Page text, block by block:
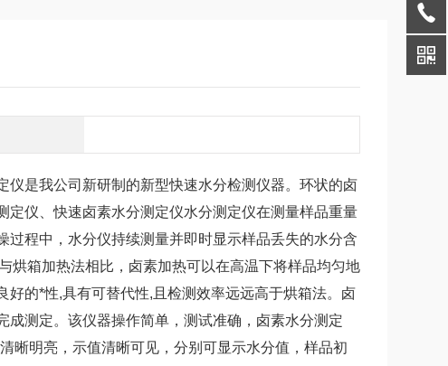
是我公司新研制的新型快速水分检测仪器。环状的卤
仪、快速卤素水分测定仪水分测定仪在测量样品重量
程中，水分仪持续测量并即时显示样品丢失的水分含
烘箱加热法相比，卤素加热可以在高温下将样品均匀地
的*性,具有可替代性,且检测效率远远高于烘箱法。卤
测定。该仪器操作简单，测试准确，卤素水分测定
晰明亮，示值清晰可见，分别可显示水分值，样品初